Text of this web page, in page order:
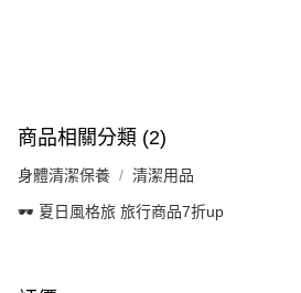
商品相關分類 (2)
身體清潔保養 清潔用品
🕶️ 夏日風格旅 旅行商品7折up